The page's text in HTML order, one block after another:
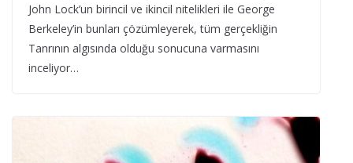
John Lock’un birincil ve ikincil nitelikleri ile George
Berkeley’in bunları çözümleyerek, tüm gerçekliğin
Tanrının algısında olduğu sonucuna varmasını
inceliyor…